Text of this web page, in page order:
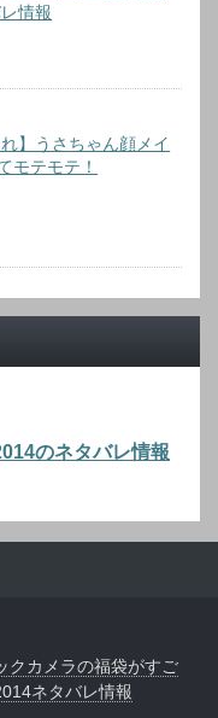
情報
れ】うさちゃん顔メイ
モテモテ！
のネタバレ情報
クカメラの福袋がすご
ネタバレ情報